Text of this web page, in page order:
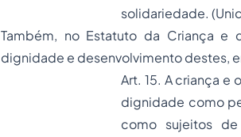
solidariedade.
Também, no Estatuto da Criança e
dignidade e desenvolvimento destes,
Art. 15. A criança
dignidade como
como sujeitos